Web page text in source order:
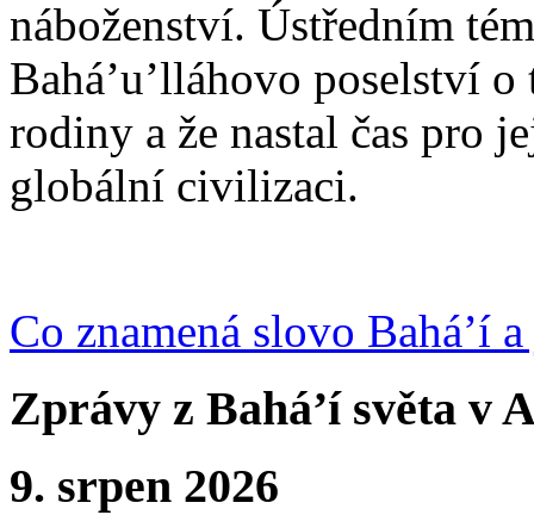
náboženství. Ústředním
Bahá’u’lláhovo poselství
rodiny a že nastal čas pro
globální civilizaci.
Co znamená slovo Bahá’í
Zprávy z Bahá’í světa v
9. srpen 2026